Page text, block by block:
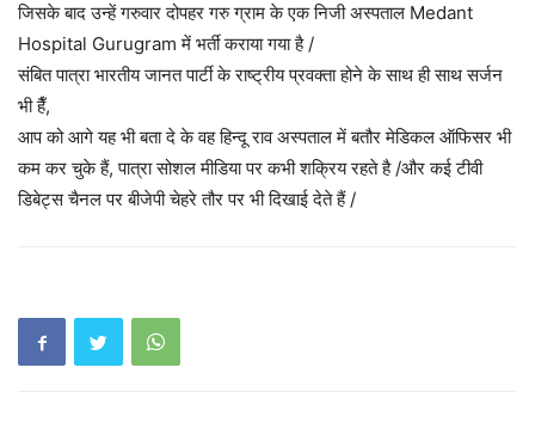
जिसके बाद उन्हें गरुवार दोपहर गरु ग्राम के एक निजी अस्पताल Medant
Hospital Gurugram में भर्ती कराया गया है /
संबित पात्रा भारतीय जानत पार्टी के राष्ट्रीय प्रवक्ता होने के साथ ही साथ सर्जन
भी हैँ,
आप को आगे यह भी बता दे के वह हिन्दू राव अस्पताल में बतौर मेडिकल ऑफिसर भी
कम कर चुके हैं, पात्रा सोशल मीडिया पर कभी शक्रिय रहते है /और कई टीवी
डिबेट्स चैनल पर बीजेपी चेहरे तौर पर भी दिखाई देते हैं /